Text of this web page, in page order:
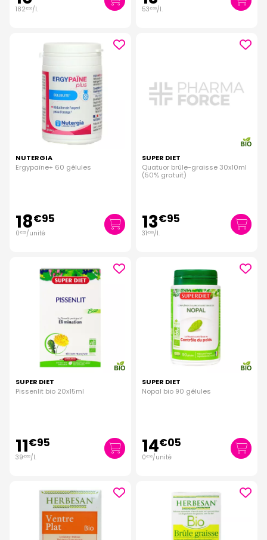
182€50/l. 53€80/l.
NUTERGIA
Ergypaïne+ 60 gélules
18€95
0€32/unité
SUPER DIET
Quatuor brûle-graisse 30x10ml
(50% gratuit)
13€95
31€00/l.
SUPER DIET
Pissenlit bio 20x15ml
11€95
39€83/l.
SUPER DIET
Nopal bio 90 gélules
14€05
0€ 16/unité